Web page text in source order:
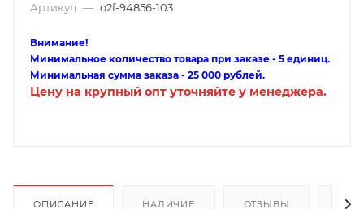
Артикул — o2f-94856-103
Внимание!
Минимальное количество товара при заказе - 5 единиц.
Минимальная сумма заказа - 25 000 рублей.
Цену на крупный опт уточняйте у менеджера.
ОПИСАНИЕ НАЛИЧИЕ ОТЗЫВЫ